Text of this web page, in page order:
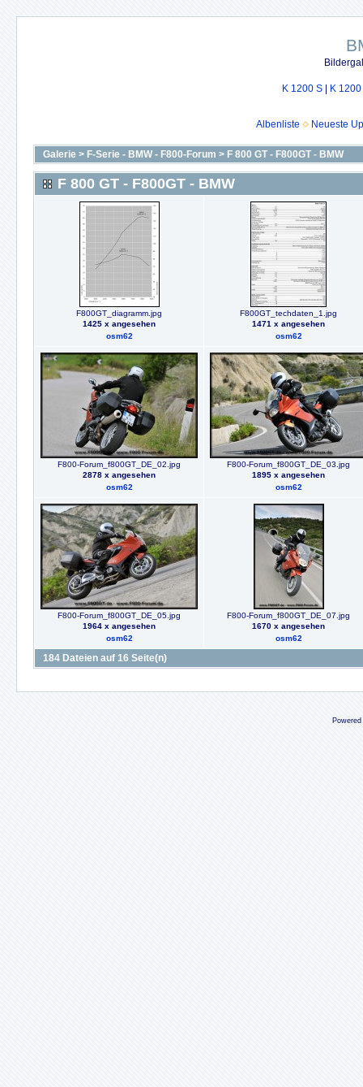
K 1200 S K
Albenliste Neueste
Galerie > F-Serie - BMW - F800-Forum > F 800 GT - F800GT - BMW
F 800 GT - F800GT - BMW
F800GT_diagramm.jpg
1425 x angesehen
osm62
F800GT_techdaten_1.jpg
1471 x angesehen
osm62
F800-Forum_f800GT_DE_02.jpg
2878 x angesehen
osm62
F800-Forum_f800GT_DE_03.jpg
1895 x angesehen
osm62
F800-Forum_f800GT_DE_05.jpg
1964 x angesehen
osm62
F800-Forum_f800GT_DE_07.jpg
1670 x angesehen
osm62
184 Dateien auf 16 Seite(n)